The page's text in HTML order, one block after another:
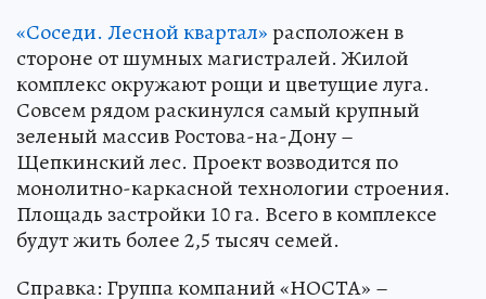
«Соседи. Лесной квартал»расположен в
стороне от шумных магистралей. Жилой
комплекс окружают рощи и цветущие луга.
Совсем рядом раскинулся самый крупный
зеленый массив Ростова-на-Дону –
Щепкинский лес. Проект возводится по
монолитно-каркасной технологии строения.
Площадь застройки 10 га. Всего в комплексе
будут жить более 2,5 тысяч семей.
Справка: Группа компаний «НОСТА» –